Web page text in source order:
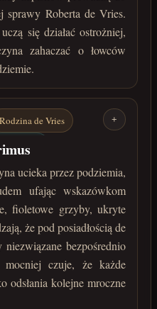
sprawy Roberta de Vries.
się działać ostrożniej,
zahaczać o łowców
Rodzina de Vries
+
ucieka przez podziemia,
ufając wskazówkom
fioletowe grzyby, ukryte
że pod posiadłością de
bezpośrednio
czuje, że każde
odsłania kolejne mroczne